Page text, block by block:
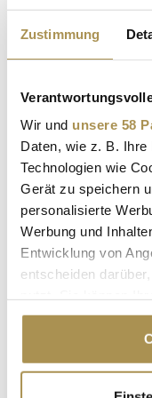
Zustimmung
Wir und unsere 58
Daten, wie z. B.
Technologien wie
Gerät zu speichern
personalisierte
Werbung und
Entwicklung von
entscheiden
Cookie-Erklärung
Trigger Symbol
Suche nach Branche
Ist Ihr Beitrag nicht
LEADERSNET.TV